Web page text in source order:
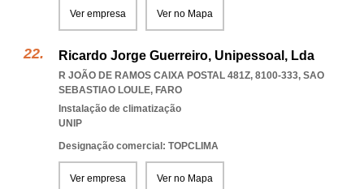
Ver empresa Ver no Mapa
Ricardo Jorge Guerreiro, Unipessoal, Lda
R JOÃO DE RAMOS CAIXA POSTAL 481Z, 8100-333, SAO
SEBASTIAO LOULE, FARO
Instalação de climatização
UNIP
Designação comercial: TOPCLIMA
Ver empresa Ver no Mapa